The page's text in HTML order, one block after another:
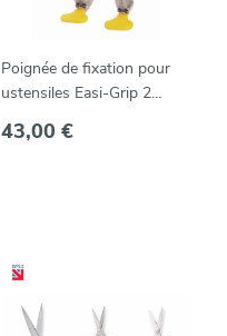
Poignée de fixation pour
ustensiles Easi-Grip 2
43,00 €